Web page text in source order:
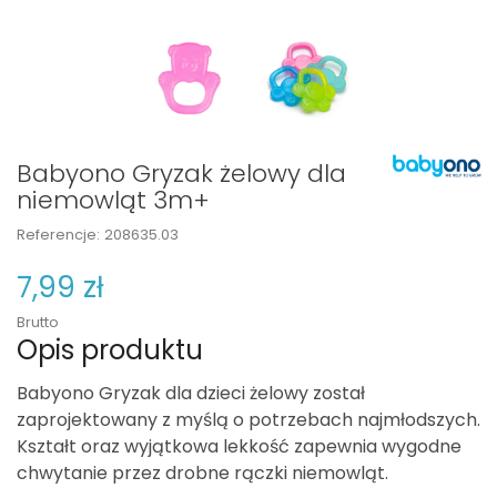
Babyono Gryzak żelowy dla
niemowląt 3m+
Referencje: 208635.03
7,99 zł
Brutto
Opis produktu
Babyono Gryzak dla dzieci żelowy został
zaprojektowany z myślą o potrzebach najmłodszych.
Kształt oraz wyjątkowa lekkość zapewnia wygodne
chwytanie przez drobne rączki niemowląt.